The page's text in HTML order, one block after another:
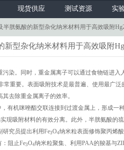
现货供应 测试资源 实
半胱氨酸的新型杂化纳米材料用于高效吸附
新型杂化纳米材料用于高效吸附
染。同时，重金属离子可以通过食物链进入
常重要。表面吸附技术是最普遍、使用最广泛
去除重金属离子的效率。
有机咪唑酯交联连接到过渡金属上，形成一
现吸附材料的有效分离。此外，半胱氨酸的
研究员提出利用Fe3O4纳米粒表面修饰聚丙烯
：阻止Fe3O4纳米粒聚集、利用PAA的羧基与